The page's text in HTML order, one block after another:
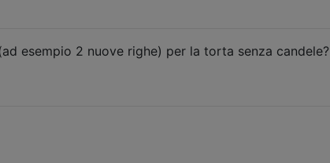
esempio 2 nuove righe) per la torta senza candele?